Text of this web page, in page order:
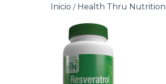
Inicio / Health Thru Nutrition